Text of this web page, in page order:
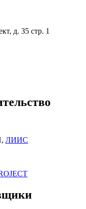
д. 35 стр. 1
ЛИИС